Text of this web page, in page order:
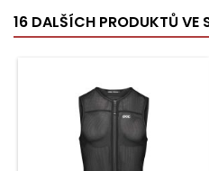
16 DALŠÍCH PRODUKTŮ VE